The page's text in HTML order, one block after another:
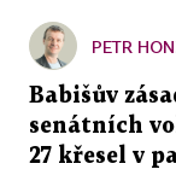
PETR
Babišův
senátních
27 křesel v